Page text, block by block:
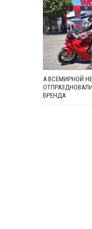
А ВСЕМИРНОЙ
БРЕНДА